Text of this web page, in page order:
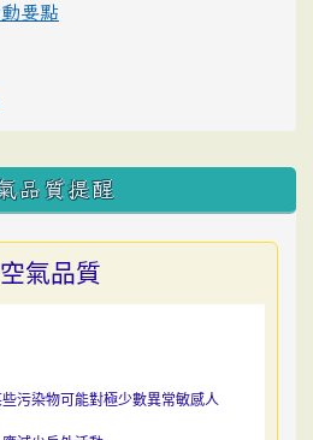
要點
品質提醒
氣品質
污染物可能對極少數異常敏感人